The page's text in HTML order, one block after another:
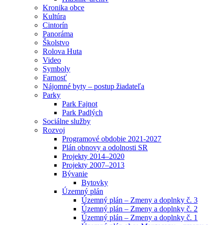
Kronika obce
Kultúra
Cintorín
Panoráma
Školstvo
Rolova Huta
Video
Symboly
Farnosť
Nájomné byty – postup žiadateľa
Parky
Park Fajnot
Park Padlých
Sociálne služby
Rozvoj
Programové obdobie 2021-2027
Plán obnovy a odolnosti SR
Projekty 2014–2020
Projekty 2007–2013
Bývanie
Bytovky
Územný plán
Územný plán – Zmeny a doplnky č. 3
Územný plán – Zmeny a doplnky č. 2
Územný plán – Zmeny a doplnky č. 1